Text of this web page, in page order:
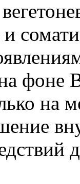
фоне
на